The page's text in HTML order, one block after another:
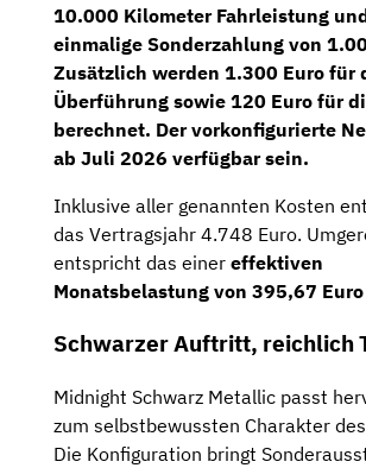
10.000 KilometerFahrleistung
einmalige Sonderzahlung von
Zusätzlich werden 1.300 Euro für
Überführung sowie 120 Euro für
berechnet. Der vorkonfigurierte
ab Juli 2026 verfügbar sein.
Inklusive aller genannten Kosten
das Vertragsjahr 4.748 Euro.
entspricht das einer effektiven
Monatsbelastung von 395,67
Schwarzer Auftritt, reichlich
Midnight Schwarz Metallic passt
zum selbstbewussten Charakter
Die Konfiguration bringt